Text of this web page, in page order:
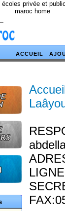
privée et
maroc home
ACCUEIL